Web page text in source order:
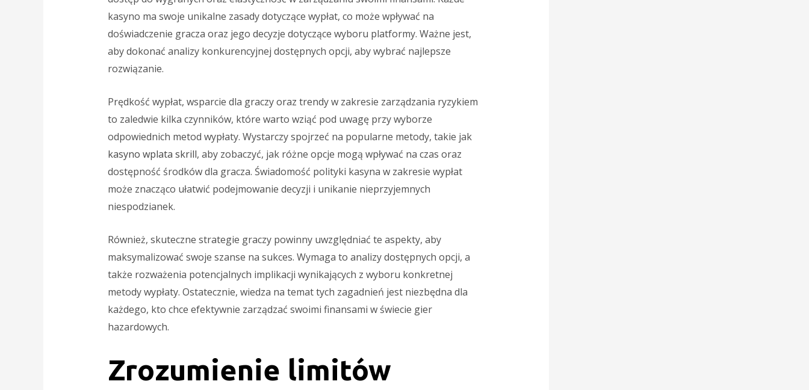
kasyno ma swoje unikalne zasady dotyczące wypłat, co może wpływać na
doświadczenie gracza oraz jego decyzje dotyczące wyboru platformy. Ważne jest,
aby dokonać analizy konkurencyjnej dostępnych opcji, aby wybrać najlepsze
rozwiązanie.
Prędkość wypłat, wsparcie dla graczy oraz trendy w zakresie zarządzania ryzykiem
to zaledwie kilka czynników, które warto wziąć pod uwagę przy wyborze
odpowiednich metod wypłaty. Wystarczy spojrzeć na popularne metody, takie jak
kasyno wplata skrill, aby zobaczyć, jak różne opcje mogą wpływać na czas oraz
dostępność środków dla gracza. Świadomość polityki kasyna w zakresie wypłat
może znacząco ułatwić podejmowanie decyzji i unikanie nieprzyjemnych
niespodzianek.
Również, skuteczne strategie graczy powinny uwzględniać te aspekty, aby
maksymalizować swoje szanse na sukces. Wymaga to analizy dostępnych opcji, a
także rozważenia potencjalnych implikacji wynikających z wyboru konkretnej
metody wypłaty. Ostatecznie, wiedza na temat tych zagadnień jest niezbędna dla
każdego, kto chce efektywnie zarządzać swoimi finansami w świecie gier
hazardowych.
Zrozumienie limitów